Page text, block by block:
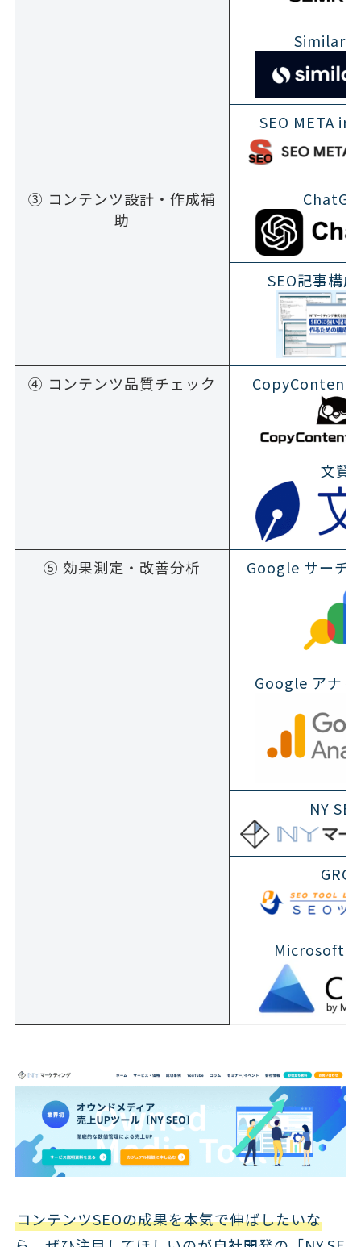
SEO META in
③ コンテンツ設計・作成補
助
SEO記事構
④ コンテンツ品質チェック
文賢
⑤ 効果測定・改善分析 Google サーチ
Google アナリ
NY
GRC
Microsoft
コンテンツSEOの成果を本気で伸ばしたいな